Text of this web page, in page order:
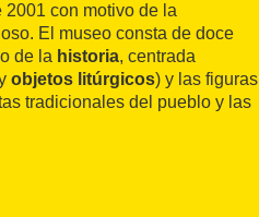
con motivo de la
El museo consta de doce
de la historia, centrada
objetos litúrgicos) y las figuras
tradicionales del pueblo y las